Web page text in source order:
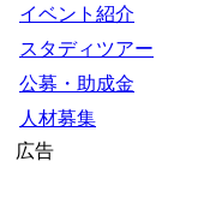
イベント紹介
スタディツアー
公募・助成金
人材募集
広告